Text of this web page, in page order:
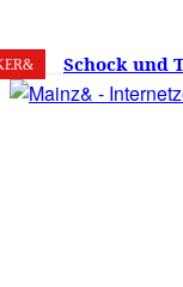
6. August 2026
Schock und
60 Jahren